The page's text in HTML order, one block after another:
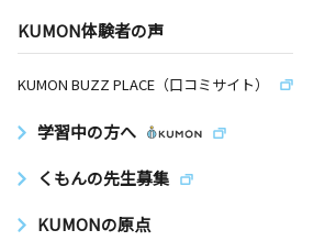
KUMON体験者の声
KUMON BUZZ PLACE（口コミサイト）
学習中の方へ
くもんの先生募集
KUMONの原点